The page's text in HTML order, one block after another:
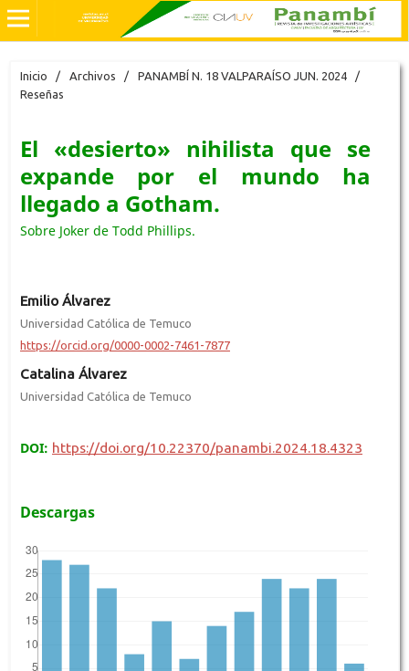
Inicio / Archivos / PANAMBÍ N. 18 VALPARAÍSO JUN. 2024
/
Reseñas
El «desierto» nihilista que se
expande por el mundo ha
llegado a Gotham.
Sobre Joker de Todd Phillips.
Emilio Álvarez
Universidad Católica de Temuco
https://orcid.org/0000-0002-7461-7877
Catalina Álvarez
Universidad Católica de Temuco
DOI: https://doi.org/10.22370/panambi.2024.18.4323
Descargas